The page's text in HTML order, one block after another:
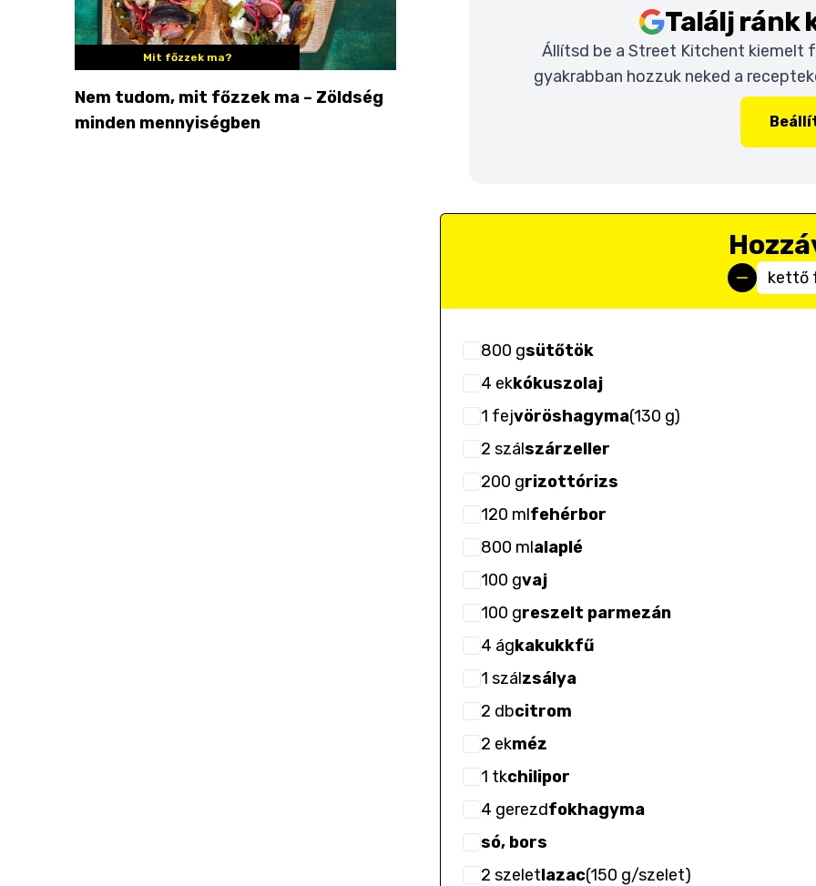
Mit főzzek ma?
Nem tudom, mit főzzek ma – Zöldség
minden mennyiségben
Találj ránk
Állítsd be a Street Kitchent kiemelt
gyakrabban hozzuk neked a
kettő
800 gsütőtök
4 ekkókuszolaj
1 fejvöröshagyma(130 g)
2 szálszárzeller
200 grizottórizs
120 mlfehérbor
800 mlalaplé
100 gvaj
100 greszelt parmezán
4 ágkakukkfű
1 szálzsálya
2 dbcitrom
2 ekméz
1 tkchilipor
4 gerezdfokhagyma
só, bors
2 szeletlazac(150 g/szelet)